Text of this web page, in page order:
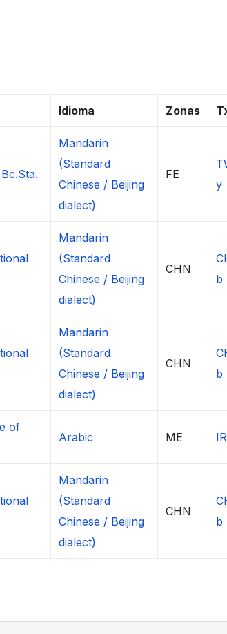
Idioma Zonas
Mandarin
(Standard
Chinese / Beijing
dialect)
FE
y
Mandarin
(Standard
Chinese / Beijing
dialect)
CHN
b
Mandarin
(Standard
Chinese / Beijing
dialect)
CHN
b
of
Arabic ME
Mandarin
(Standard
Chinese / Beijing
dialect)
CHN
b